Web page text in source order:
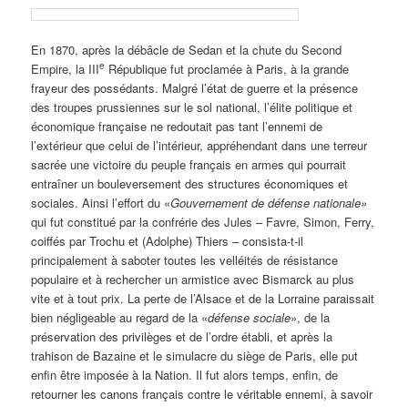
En 1870, après la débâcle de Sedan et la chute du Second
Empire, la IIIe République fut proclamée à Paris, à la grande
frayeur des possédants. Malgré l’état de guerre et la présence
des troupes prussiennes sur le sol national, l’élite politique et
économique française ne redoutait pas tant l’ennemi de
l’extérieur que celui de l’intérieur, appréhendant dans une terreur
sacrée une victoire du peuple français en armes qui pourrait
entraîner un bouleversement des structures économiques et
sociales. Ainsi l’effort du «Gouvernement de défense nationale»
qui fut constitué par la confrérie des Jules – Favre, Simon, Ferry,
coiffés par Trochu et (Adolphe) Thiers – consista-t-il
principalement à saboter toutes les velléités de résistance
populaire et à rechercher un armistice avec Bismarck au plus
vite et à tout prix. La perte de l’Alsace et de la Lorraine paraissait
bien négligeable au regard de la «défense sociale», de la
préservation des privilèges et de l’ordre établi, et après la
trahison de Bazaine et le simulacre du siège de Paris, elle put
enfin être imposée à la Nation. Il fut alors temps, enfin, de
retourner les canons français contre le véritable ennemi, à savoir